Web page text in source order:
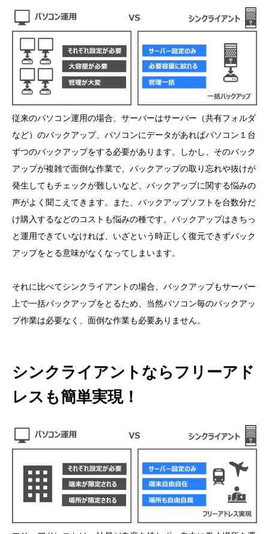
従来のパソコン運用の場合、サーバーはサーバー（共有フォルダ
など）のバックアップ、パソコンにデータがあればパソコン１台
ずつのバックアップをする必要があります。しかし、そのバック
アップが複雑で面倒な作業で、バックアップの取り忘れや抜けが
発生してもチェックが難しいなど、バックアップに関する悩みの
声がよく聞こえてきます。また、バックアップソフトを台数分だ
け購入するなどのコストも悩みの種です。バックアップはきちっ
と運用できていなければ、いざという時正しく復元できずバック
アップをとる意味がなくなってしまいます。
それに比べてシンクライアントの場合、バックアップもサーバー
上で一括バックアップをとるため、当然パソコン毎のバックアッ
プ作業は必要なく、面倒な作業も必要ありません。
シンクライアントならフリーアド
レスも簡単実現！